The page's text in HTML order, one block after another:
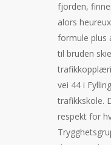
fjorden,
alors
formule plus
til bruden
vei 44 i
trafikkskole.
respekt for